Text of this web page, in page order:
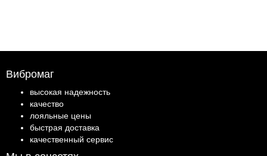
Вибромаг
высокая надежность
качество
лояльные цены
быстрая доставка
качественный сервис